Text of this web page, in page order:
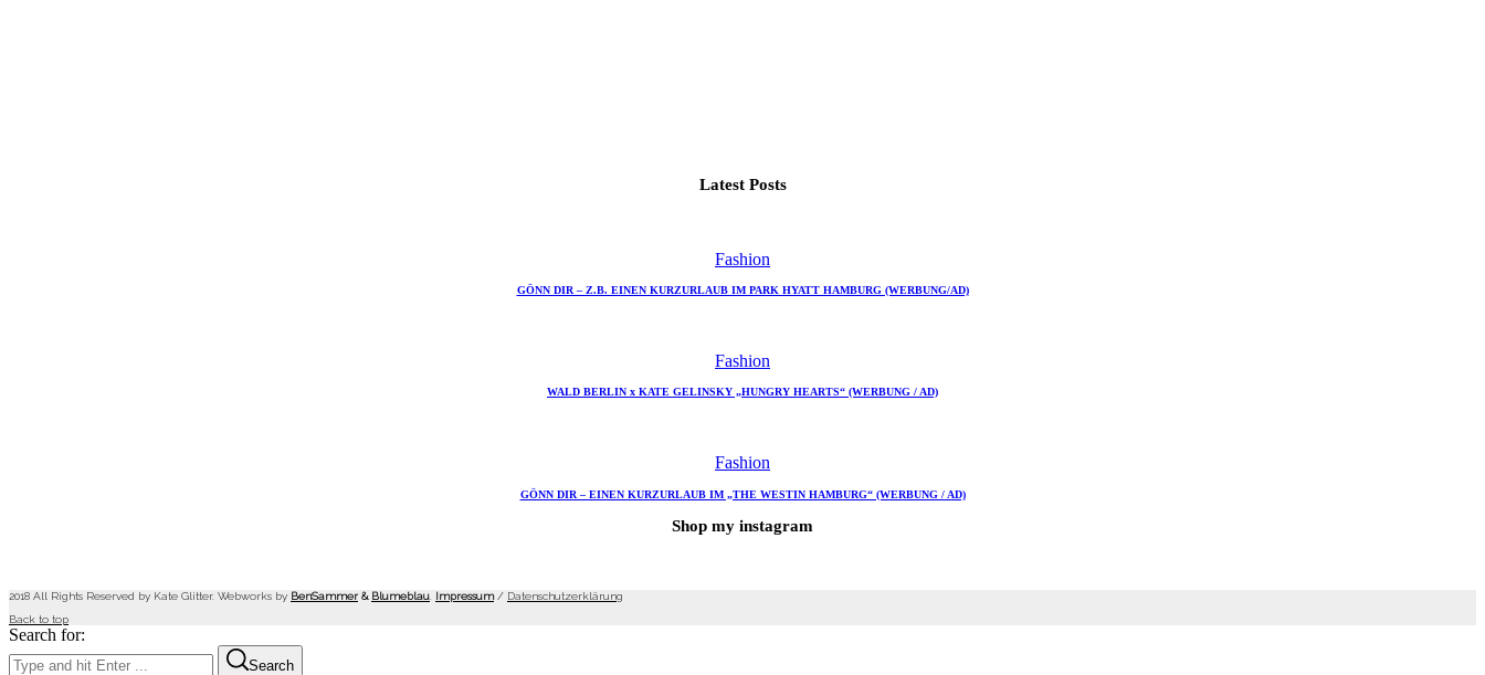
Latest Posts
Fashion
GÖNN DIR – Z.B. EINEN KURZURLAUB IM PARK HYATT HAMBURG (WERBUNG/AD)
Fashion
WALD BERLIN x KATE GELINSKY „HUNGRY HEARTS“ (WERBUNG / AD)
Fashion
GÖNN DIR – EINEN KURZURLAUB IM „THE WESTIN HAMBURG“ (WERBUNG / AD)
Shop my instagram
2018 All Rights Reserved by Kate Glitter. Webworks by BenSammer & Blumeblau Impressum/ Datenschutzerklärung
Back to top
Search for:
Search